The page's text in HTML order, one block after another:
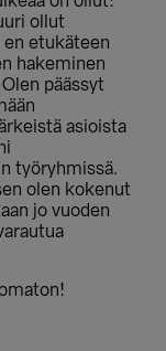
ollut
etukäteen
hakeminen
päässyt
asioista
työryhmissä.
olen kokenut
jo vuoden